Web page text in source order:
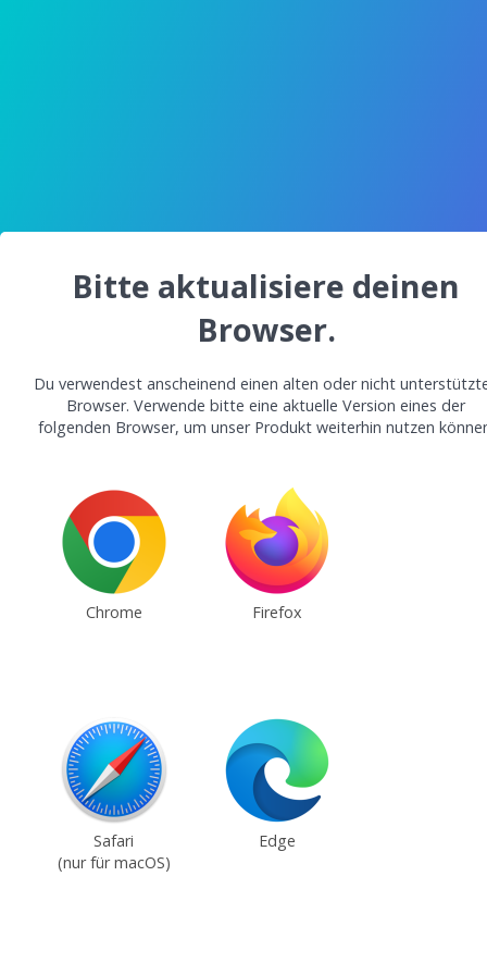
Bitte aktualisiere deinen
Browser.
Du verwendest anscheinend einen alten oder nicht
Browser. Verwende bitte eine aktuelle Version eines der
folgenden Browser, um unser Produkt weiterhin nutzen
Chrome Firefox
Safari
(nur für macOS)
Edge